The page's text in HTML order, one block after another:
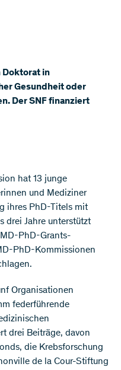
Doktorat in
Gesundheit oder
Der SNF finanziert
hat 13 junge
und Mediziner
ihres PhD-Titels mit
drei Jahre unterstützt
PhD-Grants-
PhD-Kommissionen
Organisationen
federführende
drei Beiträge, davon
die Krebsforschung
de la Cour-Stiftung